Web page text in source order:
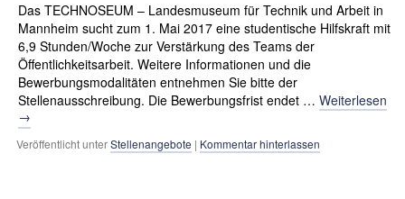
Das TECHNOSEUM – Landesmuseum für Technik und Arbeit in
Mannheim sucht zum 1. Mai 2017 eine studentische Hilfskraft mit
6,9 Stunden/Woche zur Verstärkung des Teams der
Öffentlichkeitsarbeit. Weitere Informationen und die
Bewerbungsmodalitäten entnehmen Sie bitte der
Stellenausschreibung. Die Bewerbungsfrist endet … Weiterlesen
→
Veröffentlicht unterStellenangebote | Kommentar hinterlassen